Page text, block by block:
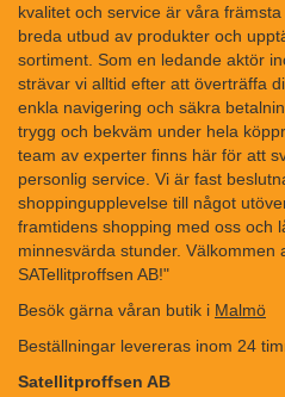
kvalitet och service är våra
breda utbud av produkter och
sortiment. Som en ledande aktör
strävar vi alltid efter att överträffa
enkla navigering och säkra
trygg och bekväm under hela
team av experter finns här för att
personlig service. Vi är fast
shoppingupplevelse till något
framtidens shopping med oss och
minnesvärda stunder. Välkommen
SATellitproffsen AB!"
Besök gärna våran butik i Malmö
Beställningar levereras inom 24
Satellitproffsen AB